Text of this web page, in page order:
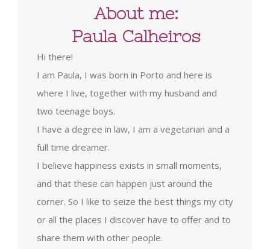
About me:
Paula Calheiros
Hi there!
I am Paula, I was born in Porto and here is
where I live, together with my husband and
two teenage boys.
I have a degree in law, I am a vegetarian and a
full time dreamer.
I believe happiness exists in small moments,
and that these can happen just around the
corner. So I like to seize the best things my city
or all the places I discover have to offer and to
share them with other people.